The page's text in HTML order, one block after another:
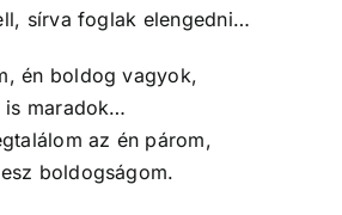
sírva foglak elengedni…
én boldog vagyok,
is maradok…
az én párom,
boldogságom.